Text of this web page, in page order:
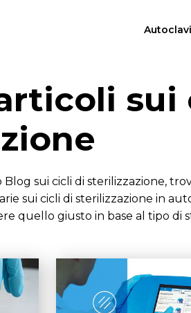
Autoclavi
sui
sui cicli di sterilizzazione,
sui cicli di sterilizzazione in
quello giusto in base al tipo di